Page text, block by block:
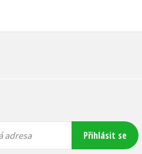
adresa Přihlásit se